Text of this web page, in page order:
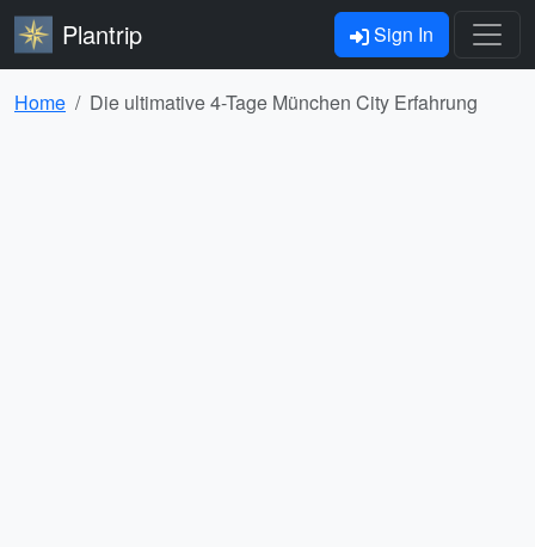
Plantrip Sign In
Home Die ultimative 4-Tage München City Erfahrung